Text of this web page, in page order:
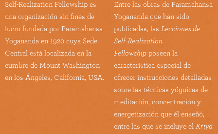
Self-Realization Fellowship es
una organización sin fines de
lucro fundada por Paramahansa
Yogananda en 1920 cuya Sede
Central está localizada en la
cumbre de Mount Washington
en los Ángeles, California, USA.
Entre las obras de Paramahansa
Yogananda que han sido
publicadas, las Lecciones de
Self-Realization
Fellowship poseen la
característica especial de
ofrecer instrucciones detalladas
sobre las técnicas yóguicas de
meditación, concentración y
energetización que él enseñó,
entre las que se incluye el Kriya